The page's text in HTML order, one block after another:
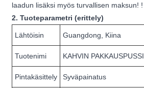
laadun lisäksi myös turvallisen maksun! !
2. Tuoteparametri (erittely)
Lähtöisin Guangdong, Kiina
Tuotenimi KAHVIN PAKKAUSPUSSI
Pintakäsittely Syväpainatus